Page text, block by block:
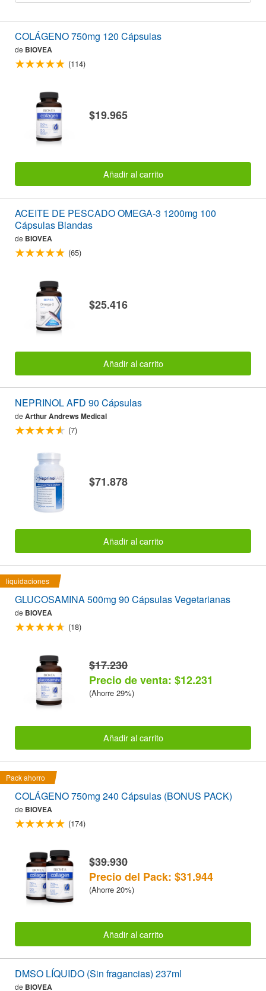
COLÁGENO 750mg 120 Cápsulas
de BIOVEA
(114)
$19.965
Añadir al carrito
ACEITE DE PESCADO OMEGA-3 1200mg 100
Cápsulas Blandas
de BIOVEA
(65)
$25.416
Añadir al carrito
NEPRINOL AFD 90 Cápsulas
de Arthur Andrews Medical
(7)
$71.878
Añadir al carrito
liquidaciones
GLUCOSAMINA 500mg 90 Cápsulas Vegetarianas
de BIOVEA
(18)
$17.230
Precio de venta: $12.231
(Ahorre 29%)
Añadir al carrito
Pack ahorro
COLÁGENO 750mg 240 Cápsulas (BONUS PACK)
de BIOVEA
(174)
$39.930
Precio del Pack: $31.944
(Ahorre 20%)
Añadir al carrito
DMSO LÍQUIDO (Sin fragancias) 237ml
de BIOVEA